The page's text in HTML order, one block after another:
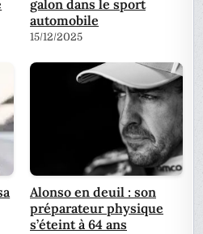
galon dans le sport
automobile
15/12/2025
Alonso en deuil : son
préparateur physique
s’éteint à 64 ans